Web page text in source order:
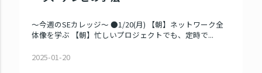
～今週のSEカレッジ～ ●1/20(月) 【朝】ネットワーク全
体像を学ぶ 【朝】忙しいプロジェクトでも、定時で...
2025-01-20